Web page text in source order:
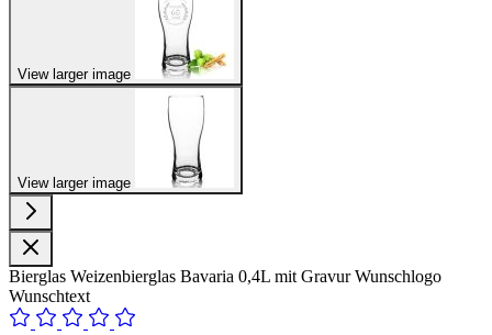
View larger image
View larger image
Bierglas Weizenbierglas Bavaria 0,4L mit Gravur Wunschlogo
Wunschtext